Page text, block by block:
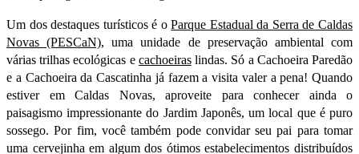
Um dos destaques turísticos é oParque Estadual da Serra de Caldas
Novas (PESCaN), uma unidade de preservação ambiental com
várias trilhas ecológicas e cachoeiraslindas. Só a Cachoeira Paredão
e a Cachoeira da Cascatinha já fazem a visita valer a pena! Quando
estiver em Caldas Novas, aproveite para conhecer ainda o
paisagismo impressionante do Jardim Japonês, um local que é puro
sossego. Por fim, você também pode convidar seu pai para tomar
uma cervejinha em algum dos ótimos estabelecimentos distribuídos